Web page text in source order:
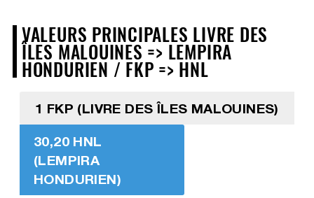
VALEURS PRINCIPALES LIVRE DES
ÎLES MALOUINES => LEMPIRA
HONDURIEN / FKP => HNL
1 FKP (LIVRE DES ÎLES MALOUINES)
30,20 HNL
(LEMPIRA
HONDURIEN)